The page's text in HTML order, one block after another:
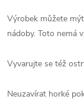
Výrobek můžete
nádoby. Toto nemá
Vyvarujte se též
Neuzavírat horké